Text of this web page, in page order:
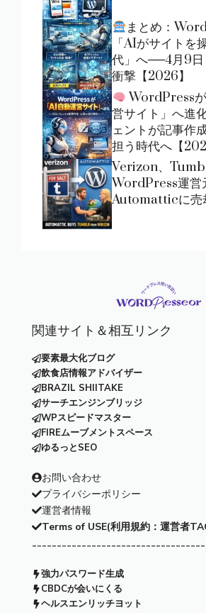
まとめ：
「AIがサイトを
代」へ──4月9
衝撃【2026】
WordPress
営サイト」へ進
ェントが記事作
担う時代へ【
Verizon、
WordPress運営
Automatticに売
関連サイト＆相互リンク
要素最大化ブログ
飲食店情報アドバイザー
BRAZIL SHIITAKE
サーチエンジンブリッジ
WPスピードマスター
FIREムーブメントスペース
ゆるっとSEO
お問い合わせ
プライバシーポリシー
運営者情報
Terms of USE(利用規約：運営者
強力パスワード生成
CBDCが会いにくる
ヘルスエンリッチヨット